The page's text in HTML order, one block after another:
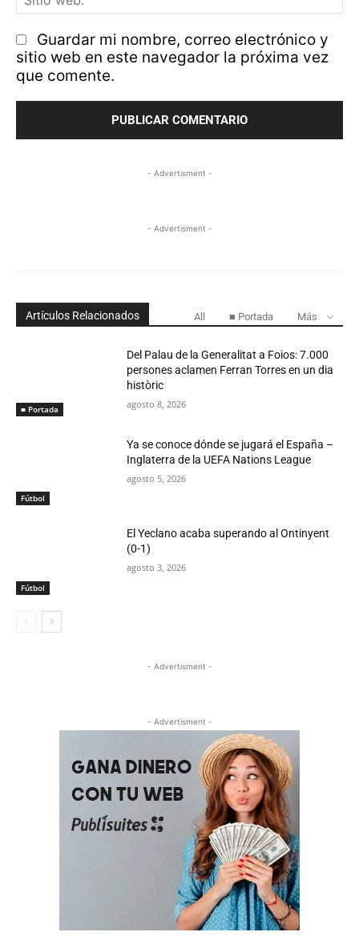
Guardar mi nombre, correo electrónico y
sitio web en este navegador la próxima vez
que comente.
- Advertisment -
- Advertisment -
Artículos Relacionados All ■ Portada Más
■ Portada
Del Palau de la Generalitat a Foios: 7.000
persones aclamen Ferran Torres en un dia
històric
agosto 8, 2026
Fútbol
Ya se conoce dónde se jugará el España –
Inglaterra de la UEFA Nations League
agosto 5, 2026
Fútbol
El Yeclano acaba superando al Ontinyent
(0-1)
agosto 3, 2026
- Advertisment -
- Advertisment -